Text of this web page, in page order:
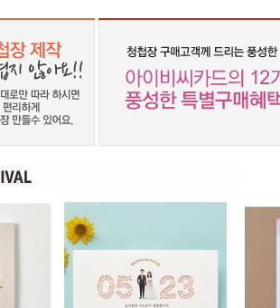
7 8 9 10 11